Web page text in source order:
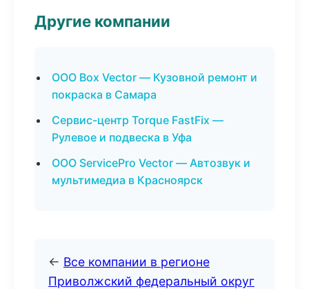
Другие компании
ООО Box Vector — Кузовной ремонт и
покраска в Самара
Сервис-центр Torque FastFix —
Рулевое и подвеска в Уфа
ООО ServicePro Vector — Автозвук и
мультимедиа в Красноярск
← Все компании в регионе
Приволжский федеральный округ